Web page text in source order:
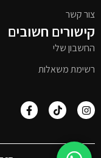
צור קשר
קישורים חשובים
החשבון שלי
רשימת משאלות